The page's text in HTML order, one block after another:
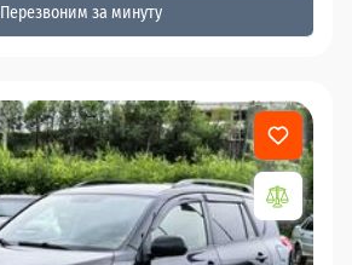
Перезвоним за минуту